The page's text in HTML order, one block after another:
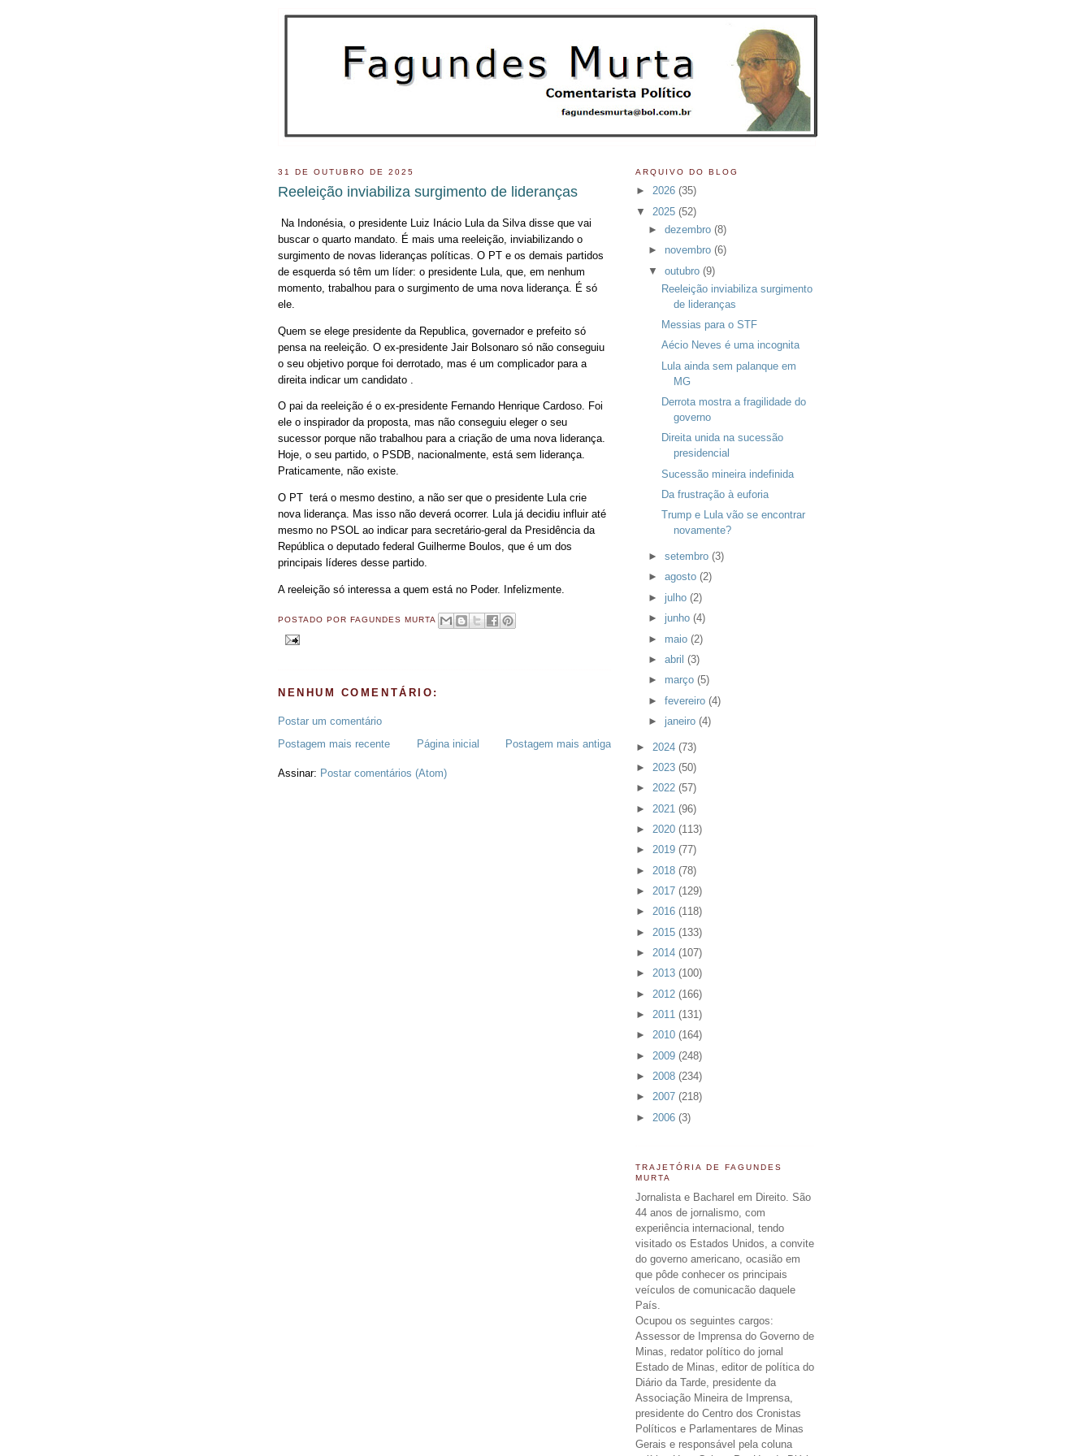
31 DE OUTUBRO DE 2025
Reeleição inviabiliza surgimento de lideranças
Na Indonésia, o presidente Luiz Inácio Lula da Silva disse que vai
buscar o quarto mandato. É mais uma reeleição, inviabilizando o
surgimento de novas lideranças políticas. O PT e os demais partidos
de esquerda só têm um líder: o presidente Lula, que, em nenhum
momento, trabalhou para o surgimento de uma nova liderança. É só
ele.
Quem se elege presidente da Republica, governador e prefeito só
pensa na reeleição. O ex-presidente Jair Bolsonaro só não conseguiu
o seu objetivo porque foi derrotado, mas é um complicador para a
direita indicar um candidato .
O pai da reeleição é o ex-presidente Fernando Henrique Cardoso. Foi
ele o inspirador da proposta, mas não conseguiu eleger o seu
sucessor porque não trabalhou para a criação de uma nova liderança.
Hoje, o seu partido, o PSDB, nacionalmente, está sem liderança.
Praticamente, não existe.
O PT terá o mesmo destino, a não ser que o presidente Lula crie
nova liderança. Mas isso não deverá ocorrer. Lula já decidiu influir até
mesmo no PSOL ao indicar para secretário-geral da Presidência da
República o deputado federal Guilherme Boulos, que é um dos
principais líderes desse partido.
A reeleição só interessa a quem está no Poder. Infelizmente.
POSTADO POR FAGUNDES MURTA
NENHUM COMENTÁRIO:
Postar um comentário
Postagem mais recente
Postagem mais antiga
Página inicial
Assinar: Postar comentários (Atom)
ARQUIVO DO BLOG
► 2026 (35)
▼ 2025 (52)
►dezembro(8)
► novembro(6)
▼outubro(9)
Reeleição inviabiliza surgimento
de lideranças
Messias para o STF
Aécio Neves é uma incognita
Lula ainda sem palanque em
MG
Derrota mostra a fragilidade do
governo
Direita unida na sucessão
presidencial
Sucessão mineira indefinida
Da frustração à euforia
Trump e Lula vão se encontrar
novamente?
►setembro(3)
►agosto(2)
► julho(2)
► junho(4)
► maio(2)
►abril(3)
► março(5)
►fevereiro(4)
► janeiro(4)
► 2024 (73)
► 2023 (50)
► 2022 (57)
► 2021 (96)
► 2020 (113)
► 2019 (77)
► 2018 (78)
► 2017 (129)
► 2016 (118)
► 2015 (133)
► 2014 (107)
► 2013 (100)
► 2012 (166)
► 2011 (131)
► 2010 (164)
► 2009 (248)
► 2008 (234)
► 2007 (218)
► 2006 (3)
TRAJETÓRIA DE FAGUNDES
MURTA
Jornalista e Bacharel em Direito. São
44 anos de jornalismo, com
experiência internacional, tendo
visitado os Estados Unidos, a convite
do governo americano, ocasião em
que pôde conhecer os principais
veículos de comunicacão daquele
País.
Ocupou os seguintes cargos:
Assessor de Imprensa do Governo de
Minas, redator político do jornal
Estado de Minas, editor de política do
Diário da Tarde, presidente da
Associação Mineira de Imprensa,
presidente do Centro dos Cronistas
Políticos e Parlamentares de Minas
Gerais e responsável pela coluna